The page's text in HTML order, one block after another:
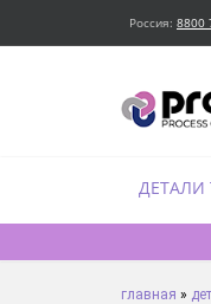
Россия: 8800
главная »